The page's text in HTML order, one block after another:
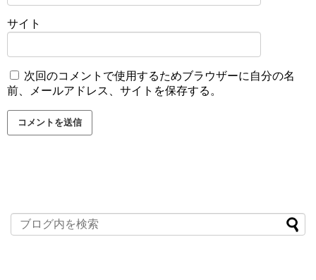
サイト
次回のコメントで使用するためブラウザーに自分の名
前、メールアドレス、サイトを保存する。